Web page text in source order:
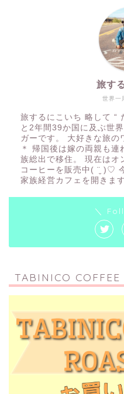
世界一
旅す
旅するにこいち 略して “
と2年間39か国に及ぶ世
ガーです。 大好きな旅の
＊ 帰国後は嫁の両親も連
族総出で移住。 現在はオ
コーヒーを販売中( ¨̮ )♡
家族経営カフェを開きま
＼
TABINICO COFFEE